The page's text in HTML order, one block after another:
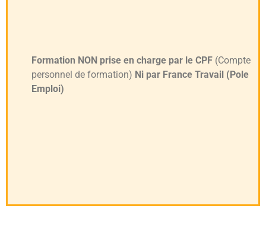
Formation NON prise en charge par le CPF (Compte
personnel de formation) Ni par France Travail (Pole
Emploi)